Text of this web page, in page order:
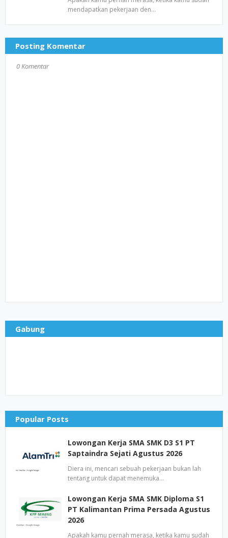
mendapatkan pekerjaan den…
Posting Komentar
0 Komentar
Gabung
Popular Posts
Lowongan Kerja SMA SMK D3 S1 PT
Saptaindra Sejati Agustus 2026
Diera ini, mencari sebuah pekerjaan bukan lah
tentang untuk dapat menemuka…
Lowongan Kerja SMA SMK Diploma S1
PT Kalimantan Prima Persada Agustus
2026
Apakah kamu pernah merasa, ketika kamu sudah